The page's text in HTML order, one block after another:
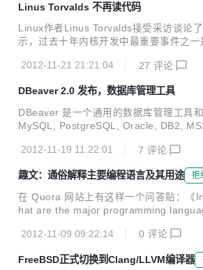
暗含着这样一种意思：“如果你鄙视IE，
寂寞、悲哀的蠢货，只知每晚对高于你一
表愚蠢、负面的评论。” 有人认为，这则
uTube主页看到这个广告后会被激怒，继
Linus Torvalds 不再读代码
Linux作者Linus Torvalds接受采访谈论
示，过去十年内核开发中最重要事件之一
完美，但大多数时候瓶颈不是出现在内核
了四层开发者审查，每个版本大约有一千
丁，其中五百人可能只是仅仅改动了一
社区的开发现状，有些人只干些微不足道
其它方面的工作。 Linus 称他现在已经不
到达他手中时，已经经过了两个人的审查
2012-11-21 21:21:04 27 评论
DBeaver 2.0 发布，数据库管理工具
DBeaver 是一个通用的数据库管理工具
MySQL, PostgreSQL, Oracle, DB2,
er 提供一个图形界面用来查看数据库结
本，浏览和导出数据，处理BLOB/CLOB
构等等。 DBeaver 2.0 发布了，改进记
gin version SQL templates (snippets)
ompare feature Data...
2012-11-19 11:22:01 7 评论
趣文：通俗解释主要编程语言及其用途 拒
在 Quora 网站上有这样一个问答贴：《
hat are the major programming
用途。这个问答贴回复很多，不乏精彩回
票数最高排前二的回复。编译如下：
457 票，最有特色的回复，把编程语言比
2012-11-09 09:22:14 0 评论
FreeBSD正式切换到Clang/LLVM编译器